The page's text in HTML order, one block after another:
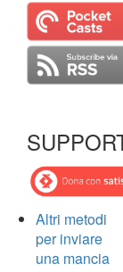
Altri metodi
per inviare
una mancia